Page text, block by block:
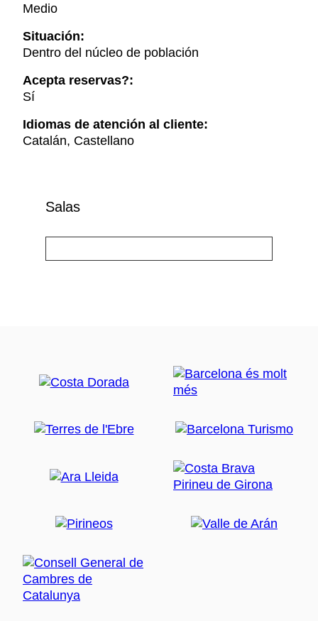
Medio
Situación:
Dentro del núcleo de población
Acepta reservas?:
Sí
Idiomas de atención al cliente:
Catalán, Castellano
Salas